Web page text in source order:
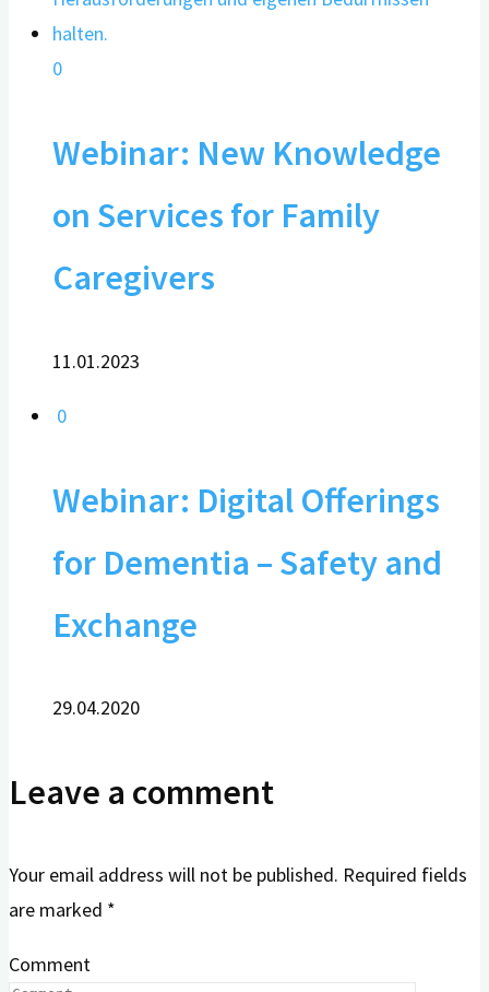
0
Webinar: New Knowledge
on Services for Family
Caregivers
11.01.2023
0
Webinar: Digital Offerings
for Dementia – Safety and
Exchange
29.04.2020
Leave a comment
Your email address will not be published. Required fields
are marked *
Comment